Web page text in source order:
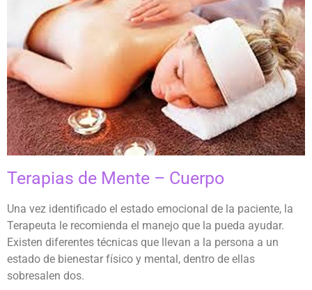
Terapias de Mente – Cuerpo
Una vez identificado el estado emocional de la paciente, la
Terapeuta le recomienda el manejo que la pueda ayudar.
Existen diferentes técnicas que llevan a la persona a un
estado de bienestar físico y mental, dentro de ellas
sobresalen dos.